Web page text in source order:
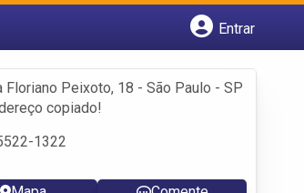
Entrar
login
Floriano Peixoto, 18 - São Paulo - SP
copiado!
1322